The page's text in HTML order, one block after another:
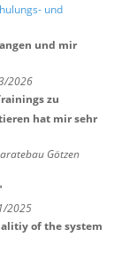
und
und mir
2026
zu
hat mir sehr
Götzen
2025
of the system